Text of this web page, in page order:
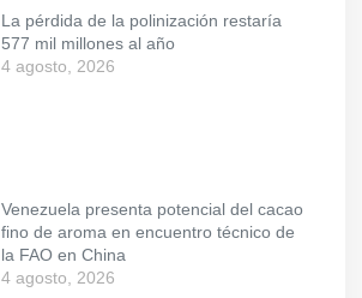
La pérdida de la polinización restaría
577 mil millones al año
4 agosto, 2026
Venezuela presenta potencial del cacao
fino de aroma en encuentro técnico de
la FAO en China
4 agosto, 2026